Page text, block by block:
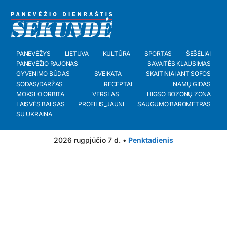
PANEVĖŽYS LIETUVA KULTŪRA SPORTAS
ŠEŠĖLIAI
PANEVĖŽIO RAJONAS
SAVAITĖS KLAUSIMAS
GYVENIMO BŪDAS
SVEIKATA
SKAITINIAI ANT SOFOS
SODAS/DARŽAS
RECEPTAI
NAMŲ GIDAS
MOKSLO ORBITA
VERSLAS
HIGSO BOZONŲ ZONA
LAISVĖS BALSAS
PROFILIS_JAUNI
SAUGUMO BAROMETRAS
SU UKRAINA
2026 rugpjūčio 7 d. • Penktadienis